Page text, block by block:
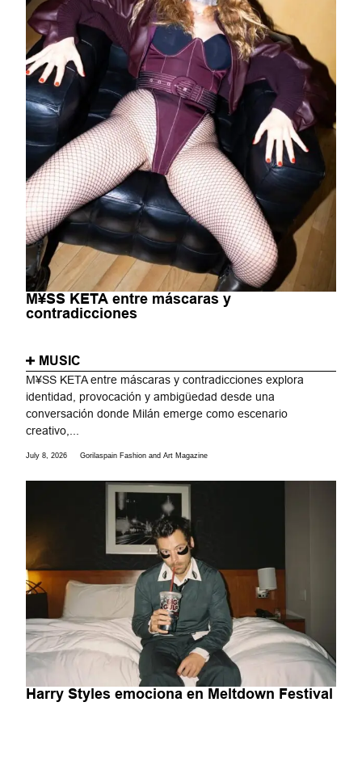
M¥SS KETA entre máscaras y
contradicciones
MUSIC
M¥SS KETA entre máscaras y contradicciones explora
identidad, provocación y ambigüedad desde una
conversación donde Milán emerge como escenario
creativo,...
July 8, 2026 Gorilaspain Fashion and Art Magazine
Harry Styles emociona en Meltdown Festival